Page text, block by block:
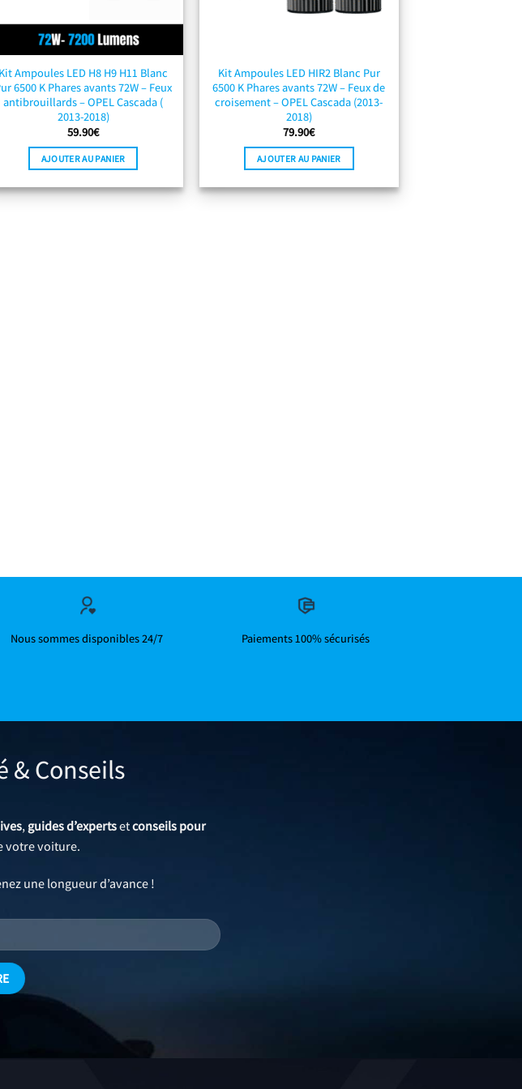
Kit Ampoules LED H8 H9 H11 Blanc
6500 K Phares avants 72W – Feux
antibrouillards – OPEL Cascada (
2013-2018)
59.90€
AJOUTER AU PANIER
Kit Ampoules LED HIR2 Blanc Pur
6500 K Phares avants 72W – Feux de
croisement – OPEL Cascada (2013-
2018)
79.90€
AJOUTER AU PANIER
Nous sommes disponibles 24/7 Paiements 100% sécurisés
& Conseils
,guides d’expertsetconseils pour
votre voiture.
une longueur d’avance !